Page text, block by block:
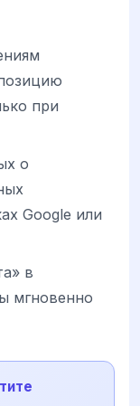
при
о
Google или
в
мгновенно